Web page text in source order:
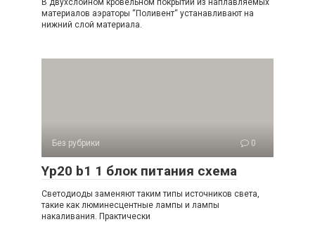
В двухслойном кровельном покрытии из наплавляемых
материалов аэраторы “Поливент“ устанавливают на
нижний слой материала.
Без рубрики 0
Yp20 b1 1 блок питания схема
Светодиоды заменяют таким типы источников света,
такие как люминесцентные лампы и лампы
накаливания. Практически